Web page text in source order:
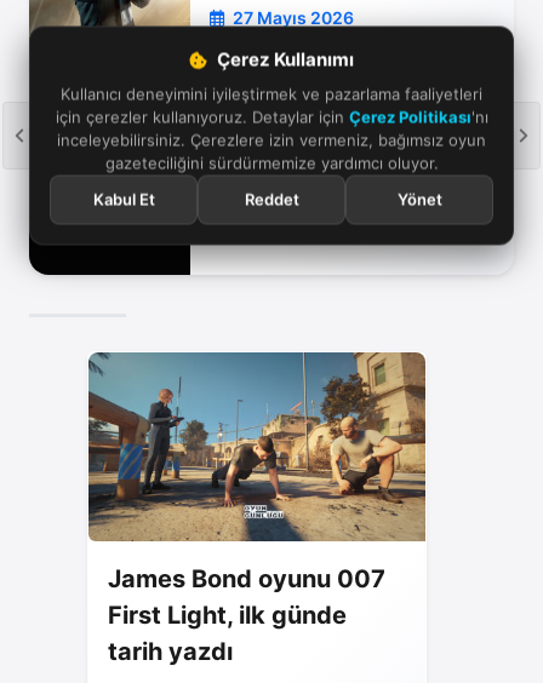
Çerez Kullanımı
Kullanıcı deneyimini iyileştirmek ve pazarlama faaliyetleri
için çerezler kullanıyoruz. Detaylar için Çerez Politikası'nı
inceleyebilirsiniz. Çerezlere izin vermeniz, bağımsız oyun
gazeteciliğini sürdürmemize yardımcı oluyor.
Kabul Et
Reddet Yönet
27 Mayıs 2026
IO Interactive
James Bond oyunu 007
First Light, ilk günde
tarih yazdı